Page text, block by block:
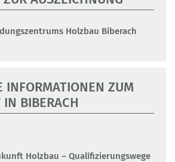
Holzbau Biberach
INFORMATIONEN ZUM
IN BIBERACH
Holzbau – Qualifizierungswege